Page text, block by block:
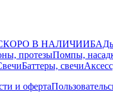
В НАЛИЧИИ
протезыПомпы,
Баттеры, свечи
и оферта